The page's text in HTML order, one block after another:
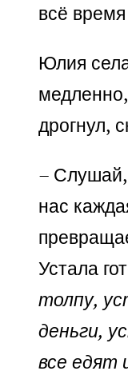
всё
Юлия
дрогнул,
–
нас
Устала
толпу,
деньги,
все едят